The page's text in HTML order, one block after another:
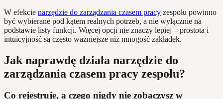
W efekcie narzędzie do zarządzania czasem pracy zespołu powinno
być wybierane pod kątem realnych potrzeb, a nie wyłącznie na
podstawie listy funkcji. Więcej opcji nie znaczy lepiej – prostota i
intuicyjność są często ważniejsze niż mnogość zakładek.
Jak naprawdę działa narzędzie do
zarządzania czasem pracy zespołu?
Co rejestruje, a czego nigdy nie zobaczysz w